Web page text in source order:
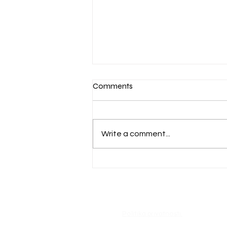
Comments
Write a comment...